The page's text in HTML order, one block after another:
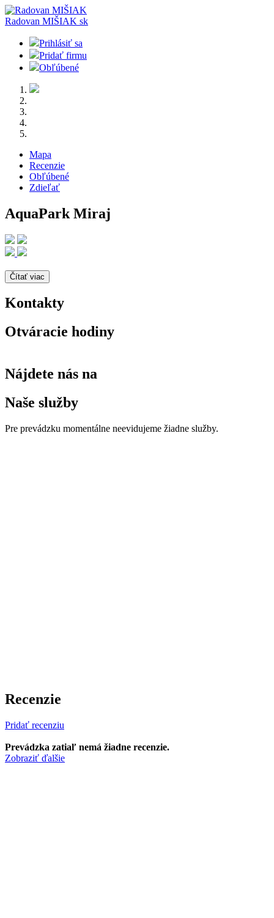
Radovan MIŠIAK sk
Prihlásiť sa
Pridať firmu
Obľúbené
Mapa
Recenzie
Obľúbené
Zdieľať
AquaPark Miraj
Čítať viac
Kontakty
Otváracie hodiny
Nájdete nás na
Naše služby
Pre prevádzku momentálne neevidujeme žiadne služby.
Recenzie
Pridať recenziu
Prevádzka zatiaľ nemá žiadne recenzie.
Zobraziť ďalšie